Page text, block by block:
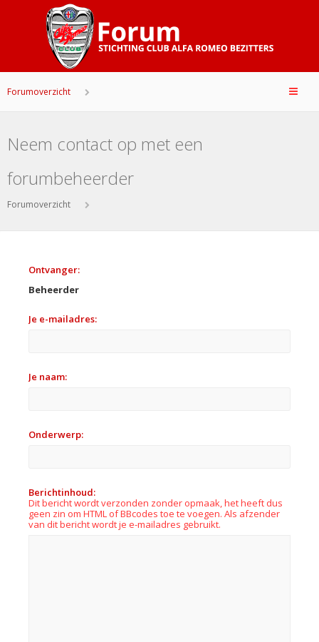
Forumoverzicht
Neem contact op met een
forumbeheerder
Forumoverzicht
Ontvanger:
Beheerder
Je e-mailadres:
Je naam:
Onderwerp:
Berichtinhoud:
Dit bericht wordt verzonden zonder opmaak, het heeft dus
geen zin om HTML of BBcodes toe te voegen. Als afzender
van dit bericht wordt je e-mailadres gebruikt.